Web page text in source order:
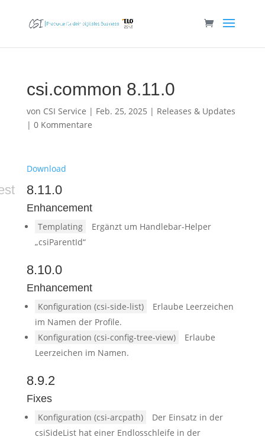
csi.common 8.11.0
von CSI Service | Feb. 25, 2025 | Releases & Updates
| 0 Kommentare
Download
8.11.0
Enhancement
Templating
Ergänzt um Handlebar-Helper
„csiParentId“
8.10.0
Enhancement
Konfiguration (csi-side-list)
Erlaube Leerzeichen
im Namen der Profile.
Konfiguration (csi-config-tree-view)
Erlaube
Leerzeichen im Namen.
8.9.2
Fixes
Konfiguration (csi-arcpath)
Der Einsatz in der
csiSideList hat einer Endlosschleife in der